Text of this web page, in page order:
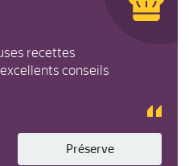
recettes
conseils
Préserve